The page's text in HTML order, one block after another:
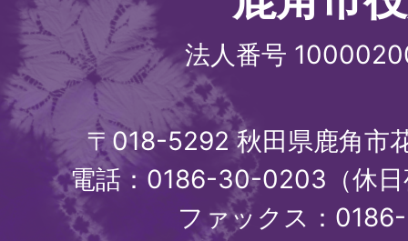
法人番号
〒018-5292 秋田県鹿角市
電話：0186-30-0203（休
ファックス：